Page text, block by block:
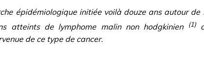
épidémiologique initiée voilà douze ans autour
atteints de lymphome malin non hodgkinien
(1)
de ce type de cancer.